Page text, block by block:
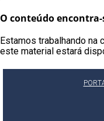
O conteúdo
Estamos trabalhando na
este material estará